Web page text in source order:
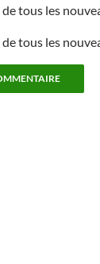
tous les
tous les